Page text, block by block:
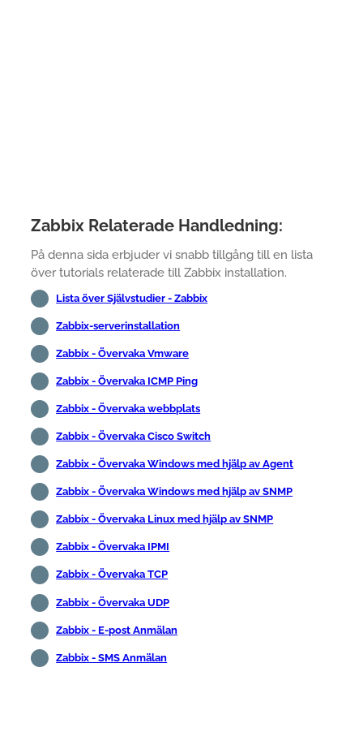
Zabbix Relaterade Handledning:
På denna sida erbjuder vi snabb tillgång till en lista
över tutorials relaterade till Zabbix installation.
Lista över Självstudier - Zabbix
Zabbix-serverinstallation
Zabbix - Övervaka Vmware
Zabbix - Övervaka ICMP Ping
Zabbix - Övervaka webbplats
Zabbix - Övervaka Cisco Switch
Zabbix - Övervaka Windows med hjälp av Agent
Zabbix - Övervaka Windows med hjälp av SNMP
Zabbix - Övervaka Linux med hjälp av SNMP
Zabbix - Övervaka IPMI
Zabbix - Övervaka TCP
Zabbix - Övervaka UDP
Zabbix - E-post Anmälan
Zabbix - SMS Anmälan